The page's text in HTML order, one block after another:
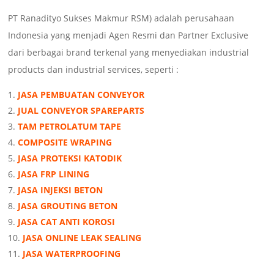
PT Ranadityo Sukses Makmur RSM) adalah perusahaan
Indonesia yang menjadi Agen Resmi dan Partner Exclusive
dari berbagai brand terkenal yang menyediakan industrial
products dan industrial services, seperti :
JASA PEMBUATAN CONVEYOR
JUAL CONVEYOR SPAREPARTS
TAM PETROLATUM TAPE
COMPOSITE WRAPING
JASA PROTEKSI KATODIK
JASA FRP LINING
JASA INJEKSI BETON
JASA GROUTING BETON
JASA CAT ANTI KOROSI
JASA ONLINE LEAK SEALING
JASA WATERPROOFING